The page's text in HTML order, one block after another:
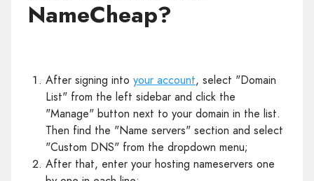
NameCheap?
After signing into your account, select "Domain
List" from the left sidebar and click the
"Manage" button next to your domain in the list.
Then find the "Name servers" section and select
"Custom DNS" from the dropdown menu;
After that, enter your hosting nameservers one